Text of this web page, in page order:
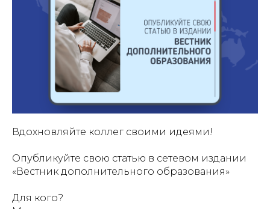
Вдохновляйте коллег своими идеями!
Опубликуйте свою статью в сетевом издании
«Вестник дополнительного образования»
Для кого?